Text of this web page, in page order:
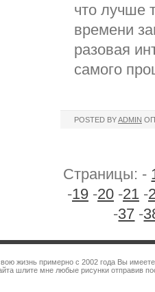
что лучше
времени
разовая
самого
POSTED BYADMIN
Страницы: -
-19 -20 -21 -
-37 -
жизнь примерно с 2002 года Вы
шлите мне любые рисунки отправив